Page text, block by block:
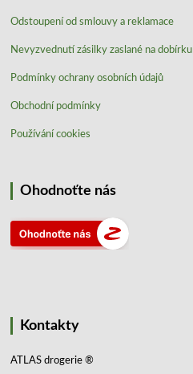
Odstoupení od smlouvy a reklamace
Nevyzvednutí zásilky zaslané na dobírku
Podmínky ochrany osobních údajů
Obchodní podmínky
Používání cookies
Ohodnoťte nás
Kontakty
ATLAS drogerie ®